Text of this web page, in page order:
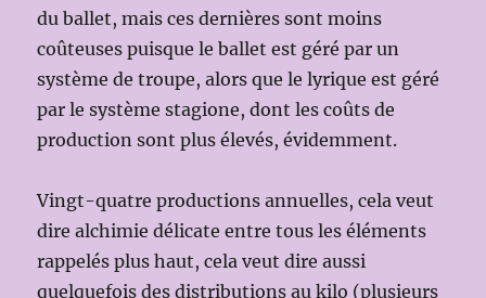
du ballet, mais ces dernières sont moins
coûteuses puisque le ballet est géré par un
système de troupe, alors que le lyrique est géré
par le système stagione, dont les coûts de
production sont plus élevés, évidemment.
Vingt-quatre productions annuelles, cela veut
dire alchimie délicate entre tous les éléments
rappelés plus haut, cela veut dire aussi
quelquefois des distributions au kilo (plusieurs